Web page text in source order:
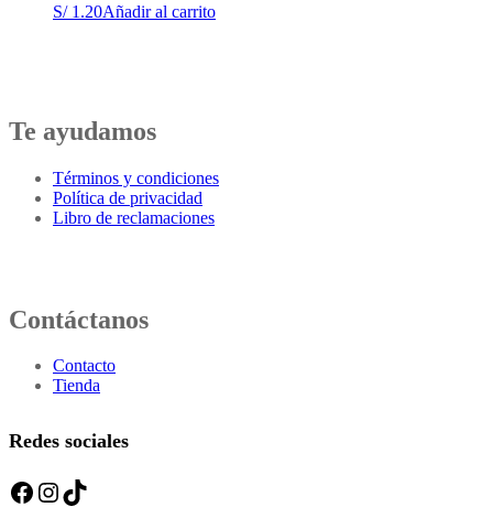
S/1.20Añadir al carrito
Te ayudamos
Términos y condiciones
Política de privacidad
Libro de reclamaciones
Contáctanos
Contacto
Tienda
Redes sociales
Facebook Instagram TikTok